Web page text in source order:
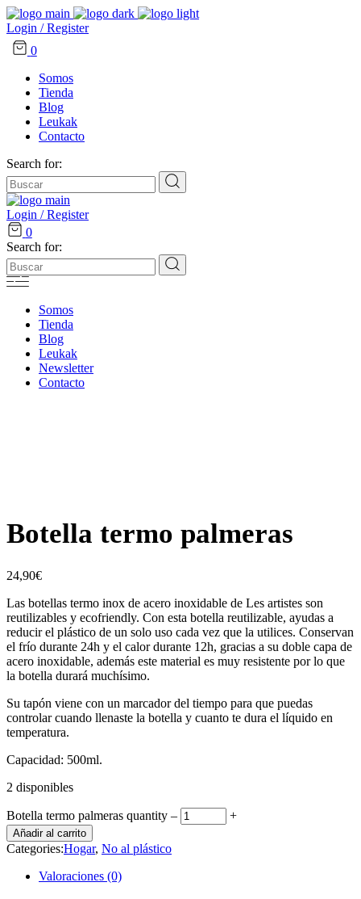
Login / Register
0
Somos
Tienda
Blog
Leukak
Contacto
Search for:
Login / Register
0
Search for:
Somos
Tienda
Blog
Leukak
Newsletter
Contacto
Botella termo palmeras
24,90€
Las botellas termo inox de acero inoxidable de Les artistes son
reutilizables y ecofriendly. Con esta botella reutilizable, ayudas a
reducir el plástico de un solo uso cada vez que la utilices. Conservan
el frío durante 24h y el calor durante 12h, gracias a su doble capa de
acero inoxidable, además este material es muy resistente por lo que
la botella durará muchísimo.
Su tapón viene con un marcador del tiempo para que puedas
controlar cuando llenaste la botella y cuanto te dura el líquido en
temperatura.
Capacidad: 500ml.
2 disponibles
Botella termo palmeras quantity ‒ +
Añadir al carrito
Categories:Hogar, No al plástico
Valoraciones (0)